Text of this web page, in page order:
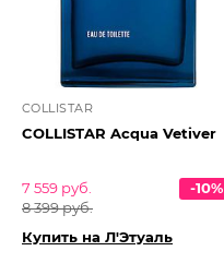
COLLISTAR
COLLISTAR Acqua Vetiver
7 559 руб.
8 399 руб.
-10%
Купить на Л'Этуаль